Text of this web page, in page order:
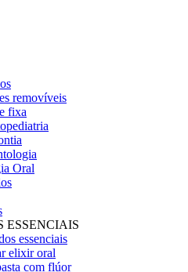
removíveis
fixa
Oral
ESSENCIAIS
essenciais
elixir oral
com flúor